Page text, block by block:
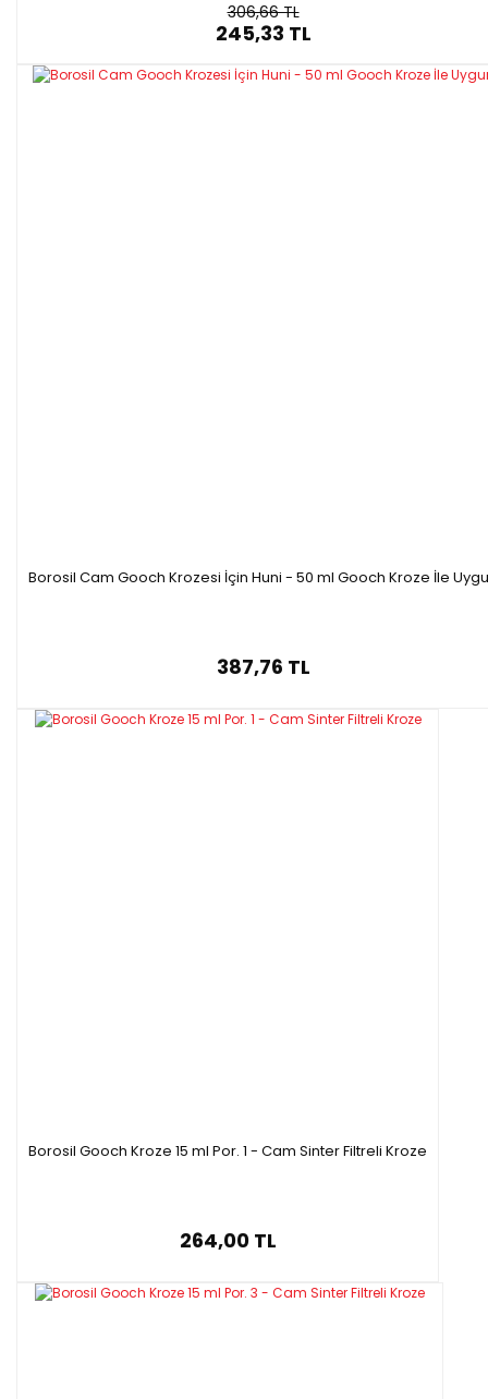
306,66 TL
245,33 TL
Borosil Cam Gooch Krozesi İçin Huni - 50 ml Gooch Kroze İle
387,76 TL
Borosil Gooch Kroze 15 ml Por. 1 - Cam Sinter Filtreli Kroze
264,00 TL